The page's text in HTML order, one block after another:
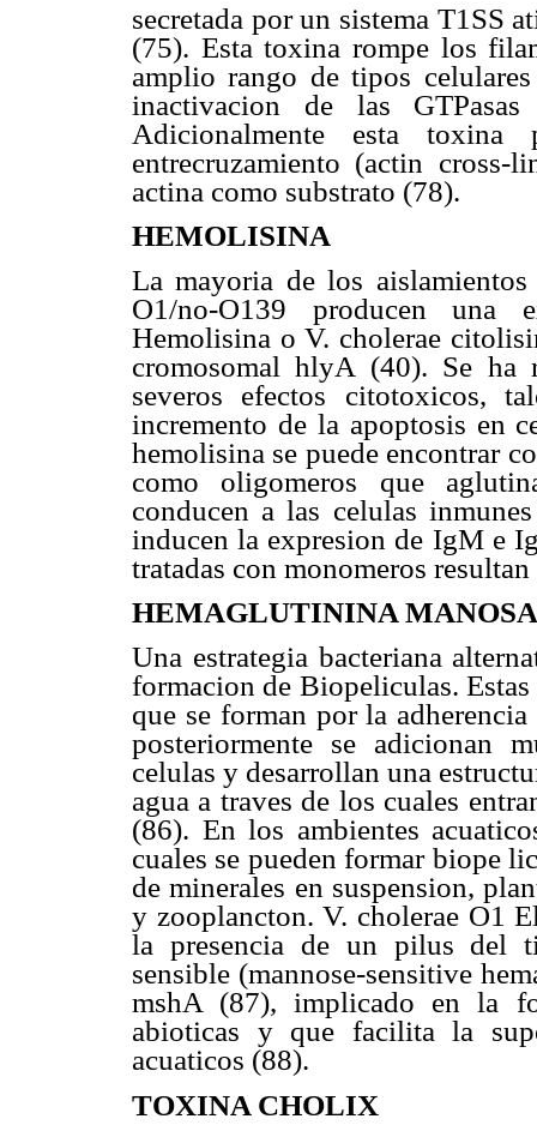
secretada por un sistema T1SS
(75). Esta toxina rompe los
amplio rango de tipos
inactivacion de las
Adicionalmente esta toxina
entrecruzamiento (actin
actina como substrato (78).
HEMOLISINA
La mayoria de los
O1/no-O139 producen una
Hemolisina o V. cholerae
cromosomal hlyA (40). Se ha
severos efectos citotoxicos,
incremento de la apoptosis en
hemolisina se puede encontrar
como oligomeros que
conducen a las celulas
inducen la expresion de IgM e
tratadas con monomeros
HEMAGLUTININA
Una estrategia bacteriana
formacion de Biopeliculas.
que se forman por la
posteriormente se adicionan
celulas y desarrollan una
agua a traves de los cuales
(86). En los ambientes
cuales se pueden formar biope
de minerales en suspension,
y zooplancton. V. cholerae O1
la presencia de un pilus del
sensible (mannose-sensitive
mshA (87), implicado en la
abioticas y que facilita la
acuaticos (88).
TOXINA CHOLIX